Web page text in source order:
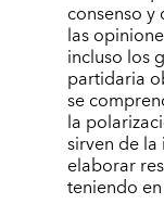
consenso
las
incluso los
partidaria
se
la
sirven de
elaborar
teniendo